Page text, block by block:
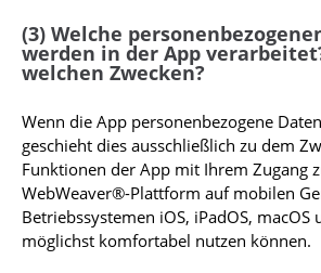
(3) Welche
werden in der App
welchen Zwecken?
Wenn die App personenbezogene
geschieht dies ausschließlich zu dem
Funktionen der App mit Ihrem Zugang
WebWeaver®-Plattform auf mobilen
Betriebssystemen iOS, iPadOS, macOS
möglichst komfortabel nutzen können.